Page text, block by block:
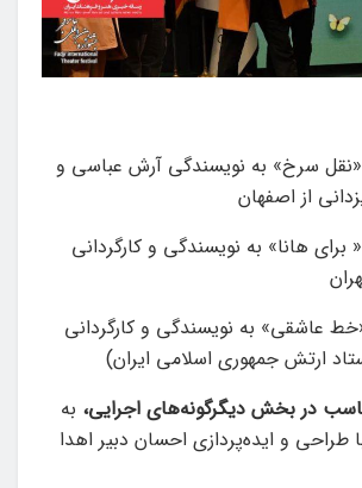
سرخ» به نویسندگی آرش عباسی و
از اصفهان
هانا» به نویسندگی و کارگردانی
عاشقی» به نویسندگی و کارگردانی
ارتش جمهوری اسلامی ایران)
در بخش دیگرگونه‌های اجرایی، به
طراحی و ایده‌پردازی احسان دبیر اهدا